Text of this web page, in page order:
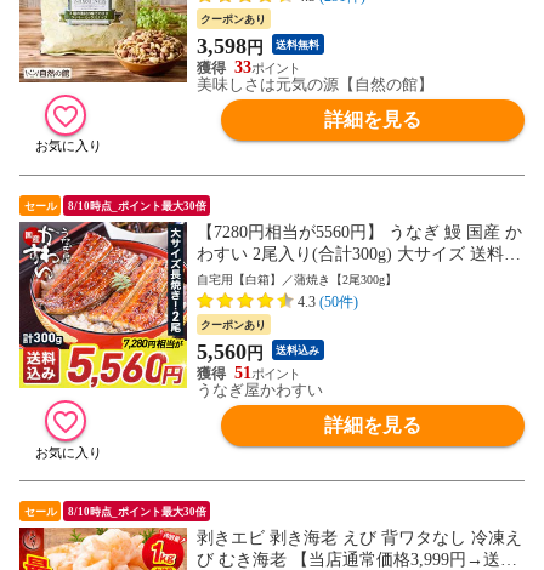
クーポンあり
3,598円 送料無料
33
美味しさは元気の源【自然の館】
詳細を見る
セール 8/10時点_ポイント最大30倍
【7280円相当が5560円】 うなぎ 鰻 国産 か
わすい 2尾入り(合計300g) 大サイズ 送料無
料 ウナギ 蒲焼き 食品 ギフト 誕生日プレ
ゼント 母親 父親 お取り寄せ グルメ 海鮮
人気 おすすめ お中元 御中元 内祝 ＜のし
対応可＞
自宅用【白箱】／蒲焼き【2尾300g】
4.3 (50件)
クーポンあり
5,560円 送料込み
51
うなぎ屋かわすい
詳細を見る
セール 8/10時点_ポイント最大30倍
剥きエビ 剥き海老 えび 背ワタなし 冷凍え
び むき海老 【当店通常価格3,999円→送料